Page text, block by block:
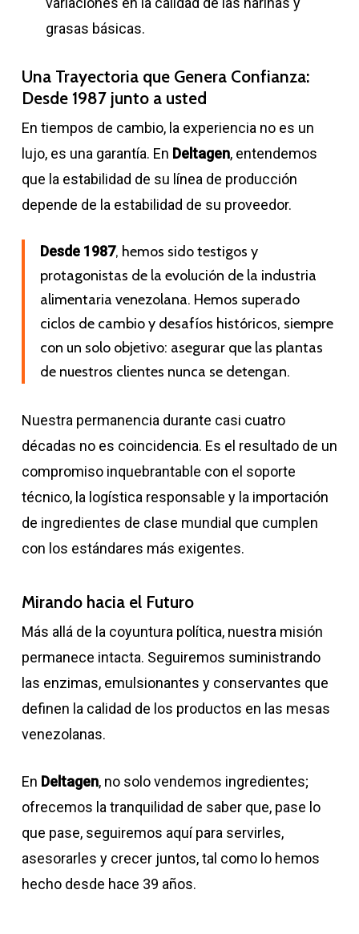
grasas básicas.
Una Trayectoria que Genera Confianza:
Desde 1987 junto a usted
En tiempos de cambio, la experiencia no es un
lujo, es una garantía. En Deltagen, entendemos
que la estabilidad de su línea de producción
depende de la estabilidad de su proveedor.
Desde 1987, hemos sido testigos y
protagonistas de la evolución de la industria
alimentaria venezolana. Hemos superado
ciclos de cambio y desafíos históricos, siempre
con un solo objetivo: asegurar que las plantas
de nuestros clientes nunca se detengan.
Nuestra permanencia durante casi cuatro
décadas no es coincidencia. Es el resultado de un
compromiso inquebrantable con el soporte
técnico, la logística responsable y la importación
de ingredientes de clase mundial que cumplen
con los estándares más exigentes.
Mirando hacia el Futuro
Más allá de la coyuntura política, nuestra misión
permanece intacta. Seguiremos suministrando
las enzimas, emulsionantes y conservantes que
definen la calidad de los productos en las mesas
venezolanas.
En Deltagen, no solo vendemos ingredientes;
ofrecemos la tranquilidad de saber que, pase lo
que pase, seguiremos aquí para servirles,
asesorarles y crecer juntos, tal como lo hemos
hecho desde hace 39 años.